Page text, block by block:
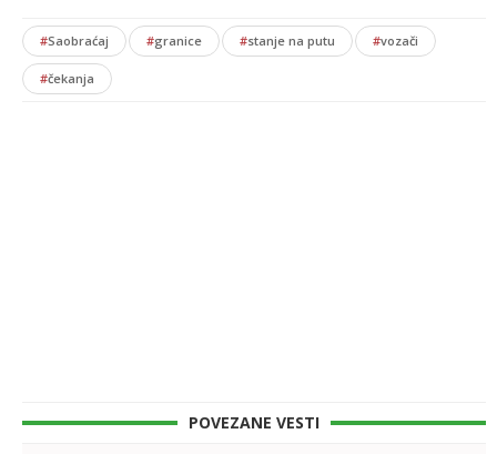
#Saobraćaj #granice #stanje na putu #vozači
#čekanja
POVEZANE VESTI